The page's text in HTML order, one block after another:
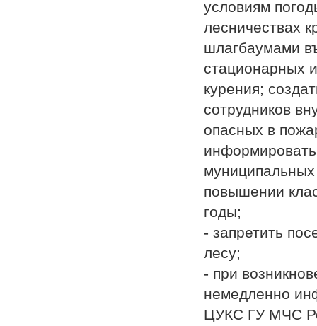
условиям
лесничествах
шлагбаумами
стационарных
курения;
сотрудников
опасных в
повышении
годы;
- запретить
лесу;
- при
немедленно
ЦУКС ГУ МЧС